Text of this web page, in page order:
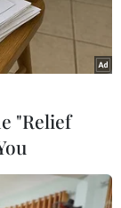
"Relief